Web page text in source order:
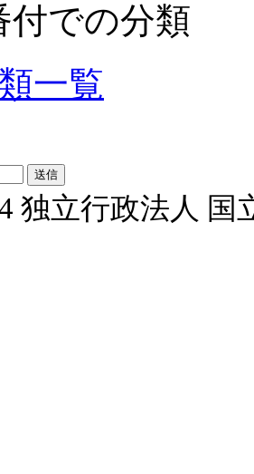
付での分類
一覧
独立行政法人 国